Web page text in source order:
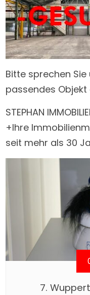
Bitte sprechen Sie
passendes
STEPHAN
+Ihre
seit mehr als 30
7.